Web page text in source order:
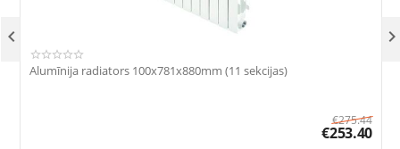
Alumīnija radiators 100x781x880mm (11 sekcijas)
€275.44
€253.40
